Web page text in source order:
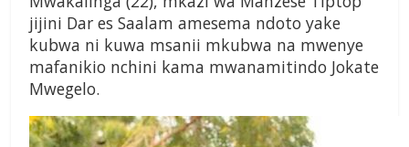
jijini Dar es Saalam amesema ndoto yake
kubwa ni kuwa msanii mkubwa na mwenye
mafanikio nchini kama mwanamitindo Jokate
Mwegelo.